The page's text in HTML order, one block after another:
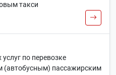
такси
по перевозке
(автобусным) пассажирским